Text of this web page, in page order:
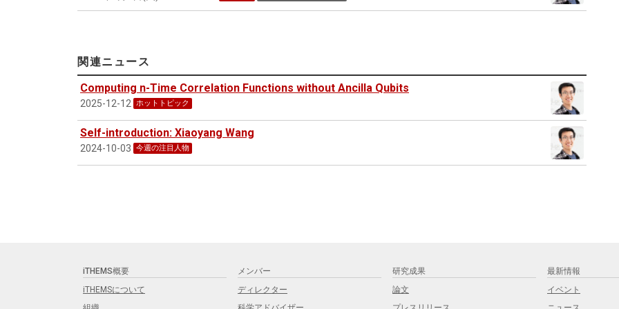
関連ニュース
Computing n-Time Correlation Functions without Ancilla Qubits
2025-12-12 ホットトピック
Self-introduction: Xiaoyang Wang
2024-10-03 今週の注目人物
iTHEMS概要
iTHEMSについて
メンバー
ディレクター
研究成果
論文
最新情報
イベント